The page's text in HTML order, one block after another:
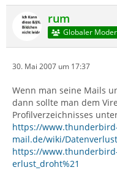
rum
Globaler
30. Mai 2007 um 17:37
Wenn man seine Mails
dann sollte man dem
Profilverzeichnisses
https://
mail.de/wiki/
https://
erlust_droht%21